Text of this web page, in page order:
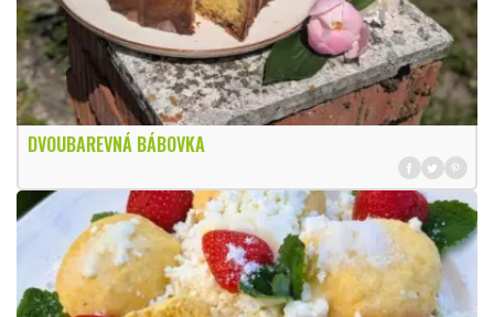
DVOUBAREVNÁ BÁBOVKA